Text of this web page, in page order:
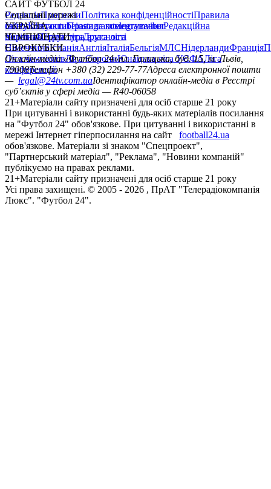
САЙТ ФУТБОЛ 24
РедакціяПрогнозиПолітика конфіденційностіПравила
сайтуКонтактиПравила коментуванняРедакційна
політикаСтруктура власності
Соціальні мережі
facebookxyoutubeinstagramtelegramviber
УКРАЇНА
УкраїнаПерша лігаДруга ліга
ЧЕМПІОНАТИ
НімеччинаІспаніяАнгліяІталіяБельгіяМЛСНідерландиФранція
ЄВРОКУБКИ
Ліга чемпіонівЛіга ЄвропиЮнацька ліга УЄФАЛіга
конференцій
Онлайн-медіа «Футбол 24»пл. Галицька, буд. 15, м. Львів,
79008Телефон +380 (32) 229-77-77Адреса електронної пошти
— legal@24tv.com.uaІдентифікатор онлайн-медіа в Реєстрі
суб’єктів у сфері медіа — R40-06058
21+Матеріали сайту призначені для осіб старше 21 року
При цитуванні і використанні будь-яких матеріалів посилання
на "Футбол 24" обов'язкове. При цитуванні і використанні в
мережі Інтернет гіперпосилання на сайт
football24.ua
обов'язкове. Матеріали зі знаком "Спецпроект",
"Партнерський матеріал", "Реклама", "Новини компаній"
публікуємо на правах реклами.
21+Матеріали сайту призначені для осіб старше 21 року
Усi права захищенi. © 2005 - 2026 , ПрАТ "Телерадіокомпанія
Люкс". "Футбол 24".